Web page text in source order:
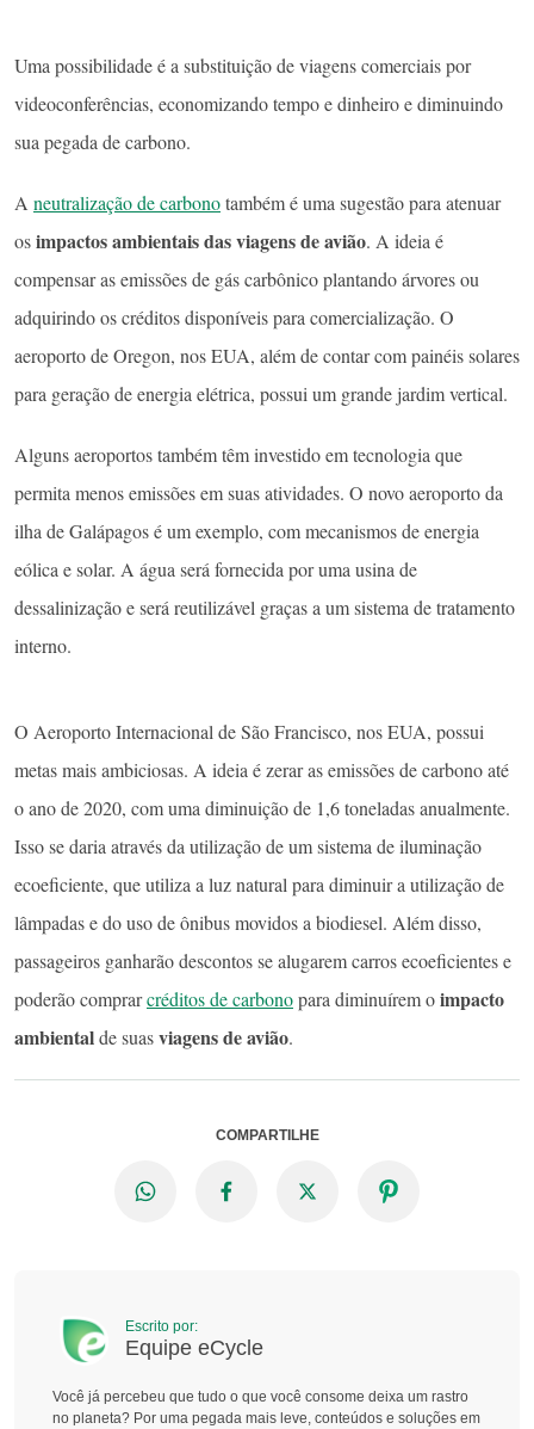
Uma possibilidade é a substituição de viagens comerciais por
videoconferências, economizando tempo e dinheiro e diminuindo
sua pegada de carbono.
A neutralização de carbonotambém é uma sugestão para atenuar
osimpactos ambientais das viagens de avião. A ideia é
compensar as emissões de gás carbônico plantando árvores ou
adquirindo os créditos disponíveis para comercialização. O
aeroporto de Oregon, nos EUA, além de contar com painéis solares
para geração de energia elétrica, possui um grande jardim vertical.
Alguns aeroportos também têm investido em tecnologia que
permita menos emissões em suas atividades. O novo aeroporto da
ilha de Galápagos é um exemplo, com mecanismos de energia
eólica e solar. A água será fornecida por uma usina de
dessalinização e será reutilizável graças a um sistema de tratamento
interno.
O Aeroporto Internacional de São Francisco, nos EUA, possui
metas mais ambiciosas. A ideia é zerar as emissões de carbono até
o ano de 2020, com uma diminuição de 1,6 toneladas anualmente.
Isso se daria através da utilização de um sistema de iluminação
ecoeficiente, que utiliza a luz natural para diminuir a utilização de
lâmpadas e do uso de ônibus movidos a biodiesel. Além disso,
passageiros ganharão descontos se alugarem carros ecoeficientes e
poderão comprarcréditos de carbonopara diminuírem oimpacto
ambientalde suasviagens de avião.
COMPARTILHE
Escrito por:
Equipe eCycle
Você já percebeu que tudo o que você consome deixa um rastro
no planeta? Por uma pegada mais leve, conteúdos e soluções em